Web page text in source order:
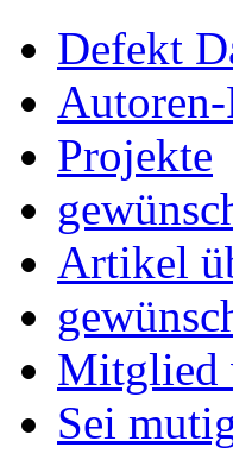
Defekt
Projekte
Artikel
Mitglied
Sei